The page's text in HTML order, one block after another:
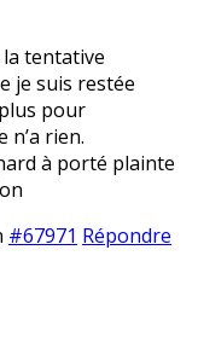
tentative
je suis restée
pour
rien.
à porté plainte
#67971 Répondre